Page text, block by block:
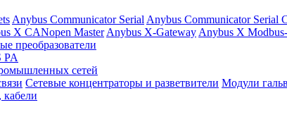
Anybus Communicator Serial Anybus Communicator Serial
X CANopen Master Anybus X-Gateway Anybus X
преобразователи
PA
сетей
Сетевые концентраторы и разветвители Модули